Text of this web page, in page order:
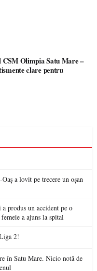
Olimpia Satu Mare –
clare pentru
a lovit pe trecere un oșan
produs un accident pe o
a ajuns la spital
2!
în Satu Mare. Nicio notă de